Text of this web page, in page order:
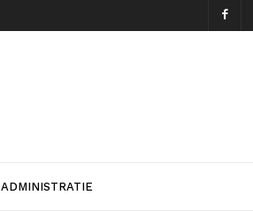
ADMINISTRATIE